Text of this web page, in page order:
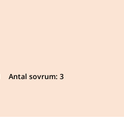
Antal sovrum: 3